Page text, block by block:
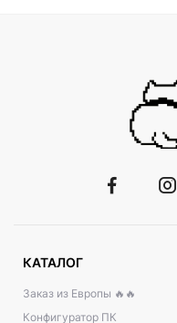
КАТАЛОГ
Заказ из Европы 🔥🔥
Конфигуратор ПК